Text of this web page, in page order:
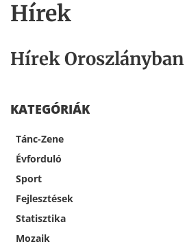
Hírek
Hírek Oroszlányban
KATEGÓRIÁK
Tánc-Zene
Évforduló
Sport
Fejlesztések
Statisztika
Mozaik